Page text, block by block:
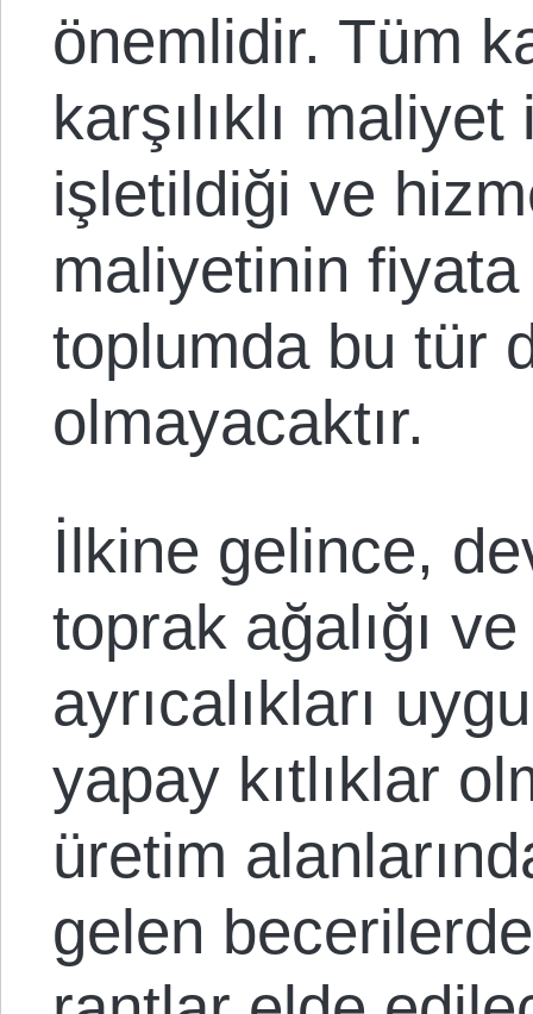
önemlidir. Tüm
karşılıklı
işletildiği ve
maliyetinin fiyata
toplumda bu tür
olmayacaktır.
İlkine gelince,
toprak ağalığı
ayrıcalıkları
yapay kıtlıklar
üretim
gelen